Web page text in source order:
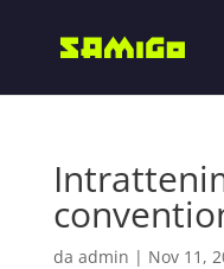
da admin | Nov 11,